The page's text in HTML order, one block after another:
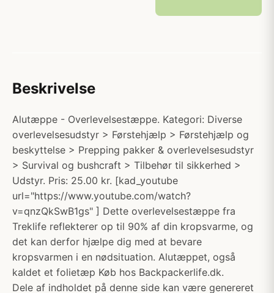
Beskrivelse
Alutæppe - Overlevelsestæppe. Kategori: Diverse
overlevelsesudstyr > Førstehjælp > Førstehjælp og
beskyttelse > Prepping pakker & overlevelsesudstyr
> Survival og bushcraft > Tilbehør til sikkerhed >
Udstyr. Pris: 25.00 kr. [kad_youtube
url="https://www.youtube.com/watch?
v=qnzQkSwB1gs" ] Dette overlevelsestæppe fra
Treklife reflekterer op til 90% af din kropsvarme, og
det kan derfor hjælpe dig med at bevare
kropsvarmen i en nødsituation. Alutæppet, også
kaldet et folietæp Køb hos Backpackerlife.dk.
Dele af indholdet på denne side kan være genereret